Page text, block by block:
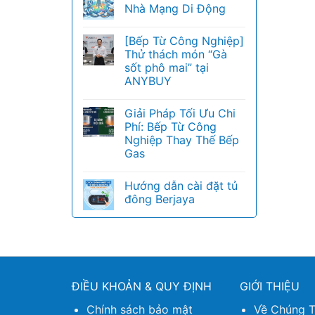
Nhà Mạng Di Động
[Bếp Từ Công Nghiệp]
Thử thách món “Gà
sốt phô mai” tại
ANYBUY
Giải Pháp Tối Ưu Chi
Phí: Bếp Từ Công
Nghiệp Thay Thế Bếp
Gas
Hướng dẫn cài đặt tủ
đông Berjaya
ĐIỀU KHOẢN & QUY ĐỊNH
Chính sách bảo mật
GIỚI THIỆU
Về Chúng